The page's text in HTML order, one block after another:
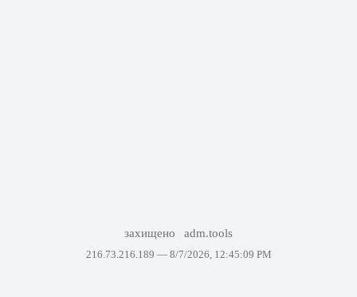
захищено adm.tools
216.73.216.189 — 8/7/2026, 12:45:09 PM